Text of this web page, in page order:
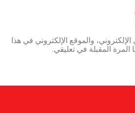
والموقع الإلكتروني في هذا
المرة المقبلة في تعليقي.